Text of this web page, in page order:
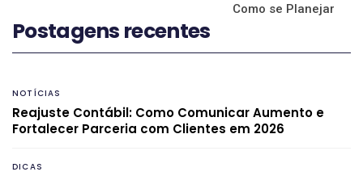
Como se Planejar
Postagens recentes
NOTÍCIAS
Reajuste Contábil: Como Comunicar Aumento e
Fortalecer Parceria com Clientes em 2026
DICAS